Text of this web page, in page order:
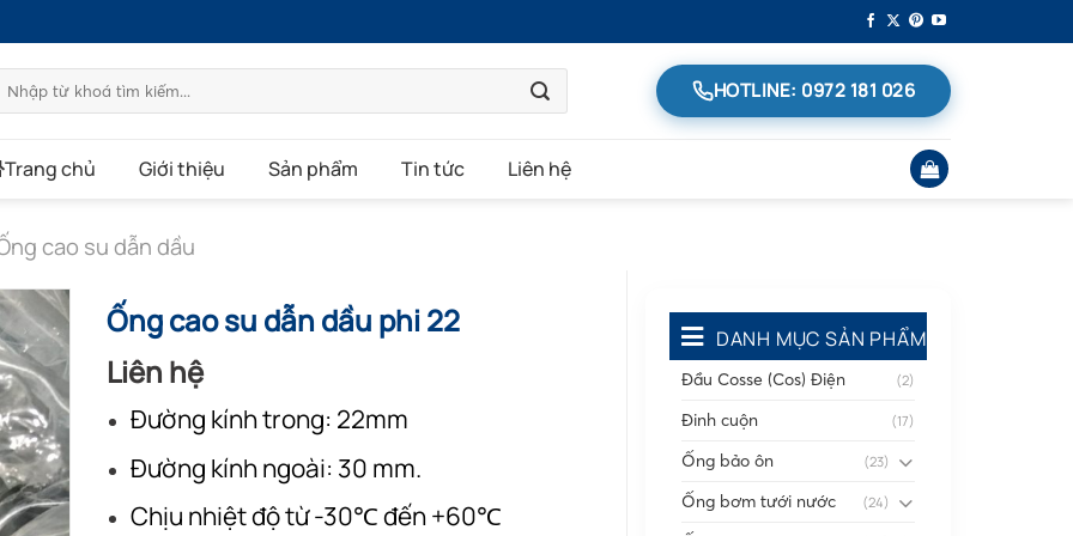
kiếm:
HOTLINE: 0972 181 026
Trang chủ Giới thiệu Sản phẩm Tin tức Liên hệ
cao su dẫn dầu
DANH MỤC SẢN PHẨM
Đầu Cosse (Cos) Điện (2)
Đinh cuộn (17)
Ống bảo ôn (23)
Ống bơm tưới nước (24)
Ống cao su dẫn dầu phi 22
Liên hệ
Đường kính trong: 22mm
Đường kính ngoài: 30 mm.
Chịu nhiệt độ từ -30℃ đến +60℃